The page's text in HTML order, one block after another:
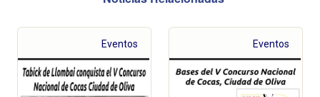
Eventos Eventos